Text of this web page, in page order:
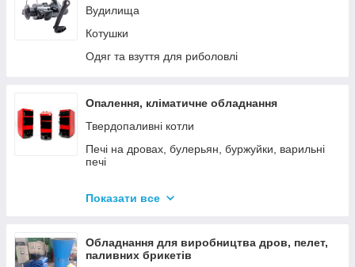
Страхувальні жилети
Човники ΩMega
Лодки Grif boat
Вудилища
Котушки
Одяг та взуття для риболовлі
Опалення, кліматичне обладнання
Твердопаливні котли
Печі на дровах, булерьян, буржуйки, варильні
печі
Котли електричні
Показати все
Обладнання для виробництва дров, пелет,
паливних брикетів